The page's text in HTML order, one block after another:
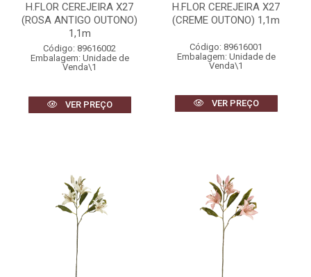
H.FLOR CEREJEIRA X27
(ROSA ANTIGO OUTONO)
1,1m
Código: 89616002
Embalagem: Unidade de
Venda\1
VER PREÇO
H.FLOR CEREJEIRA X27
(CREME OUTONO) 1,1m
Código: 89616001
Embalagem: Unidade de
Venda\1
VER PREÇO